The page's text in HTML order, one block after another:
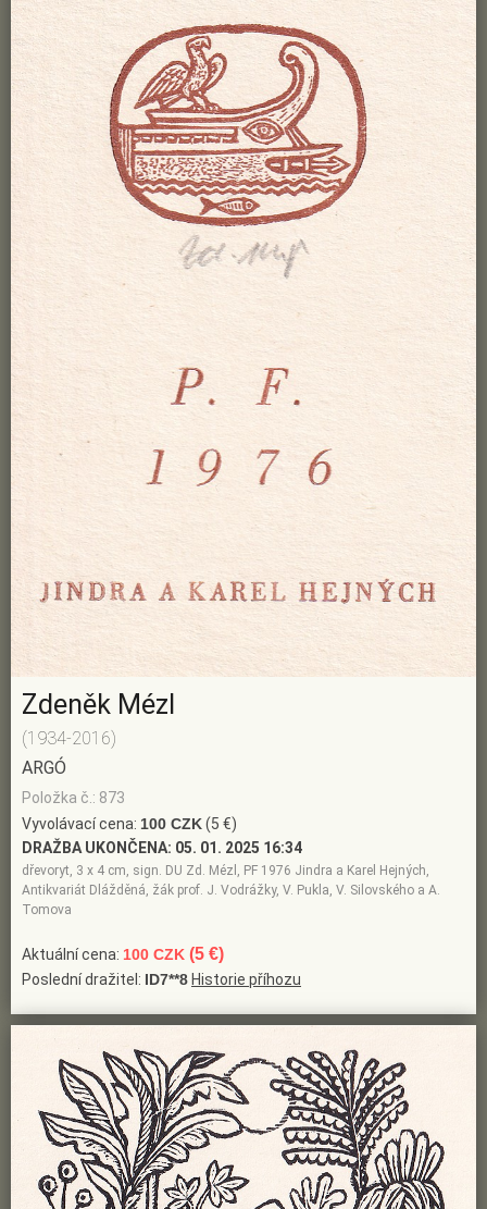
Zdeněk Mézl
(1934-2016)
ARGÓ
Položka č.: 873
Vyvolávací cena: 100 CZK(5 €)
DRAŽBA UKONČENA: 05. 01. 2025 16:34
dřevoryt, 3 x 4 cm, sign. DU Zd. Mézl, PF 1976 Jindra a Karel Hejných,
Antikvariát Dlážděná, žák prof. J. Vodrážky, V. Pukla, V. Silovského a A.
Tomova
Aktuální cena: 100 CZK (5 €)
Poslední dražitel: ID7**8 Historie příhozu